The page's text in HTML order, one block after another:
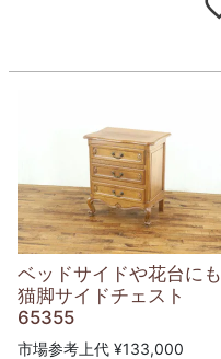
ベッドサイドや花台にも
猫脚サイドチェスト
65355
市場参考上代 ¥133,000